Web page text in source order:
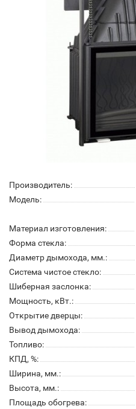
Производитель:
Модель:
Материал изготовления:
Форма стекла:
Диаметр дымохода, мм.:
Система чистое стекло:
Шиберная заслонка:
Мощность, кВт.:
Открытие дверцы:
Вывод дымохода:
Топливо:
КПД, %:
Ширина, мм.:
Высота, мм.:
Площадь обогрева: